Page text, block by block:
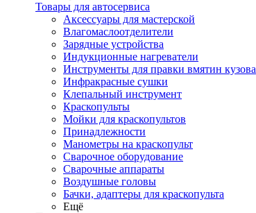
Товары для автосервиса
Аксессуары для мастерской
Влагомаслоотделители
Зарядные устройства
Индукционные нагреватели
Инструменты для правки вмятин кузова
Инфракрасные сушки
Клепальный инструмент
Краскопульты
Мойки для краскопультов
Принадлежности
Манометры на краскопульт
Сварочное оборудование
Сварочные аппараты
Воздушные головы
Бачки, адаптеры для краскопульта
Ещё